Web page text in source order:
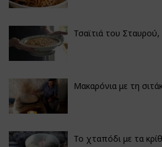
Τσαϊτιά του Σταυρού,
Μακαρόνια με τη
Το χταπόδι με τα